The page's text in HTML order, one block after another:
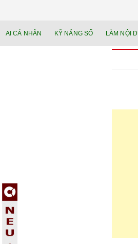
lực cá nhân
AI CÁ NHÂN KỸ NĂNG SỐ LÀM NỘI